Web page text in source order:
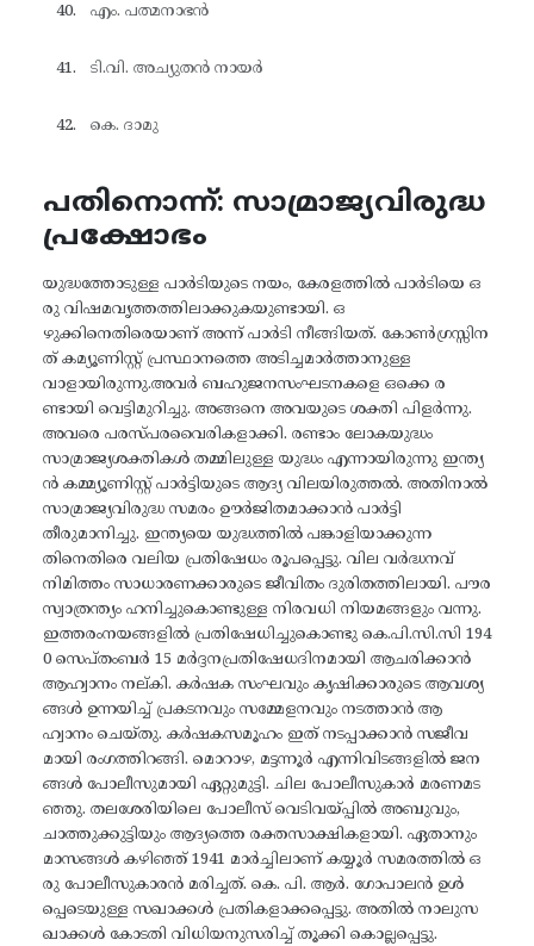
എം. പത്മനാഭൻ
ടി.വി. അച്യുതൻ നായർ
കെ. ദാമു
പതിനൊന്ന്: സാമ്രാജ്യവിരുദ്ധ
പ്രക്ഷോഭം
യുദ്ധത്തോടുള്ള പാർടിയുടെ നയം, കേരളത്തിൽ പാർടിയെ ഒ
രു വിഷമവൃത്തത്തിലാക്കുകയുണ്ടായി. ഒ
ഴുക്കിനെതിരെയാണ് അന്ന് പാർടി നീങ്ങിയത്. കോൺഗ്രസ്സിന
ത് കമ്യൂണിസ്റ്റ് പ്രസ്ഥാനത്തെ അടിച്ചമാർത്താനുള്ള
വാളായിരുന്നു.അവർ ബഹുജനസംഘടനകളെ ഒക്കെ ര
ണ്ടായി വെട്ടിമുറിച്ചു. അങ്ങനെ അവയുടെ ശക്തി പിളർന്നു.
അവരെ പരസ്പരവൈരികളാക്കി. രണ്ടാം ലോകയുദ്ധം
സാമ്രാജ്യശക്തികൾ തമ്മിലുള്ള യുദ്ധം എന്നായിരുന്നു ഇന്ത്യ
ൻ കമ്മ്യൂണിസ്റ്റ് പാർട്ടിയുടെ ആദ്യ വിലയിരുത്തൽ. അതിനാൽ
സാമ്രാജ്യവിരുദ്ധ സമരം ഊർജിതമാക്കാൻ പാർട്ടി
തീരുമാനിച്ചു. ഇന്ത്യയെ യുദ്ധത്തിൽ പങ്കാളിയാക്കുന്ന
തിനെതിരെ വലിയ പ്രതിഷേധം രൂപപ്പെട്ടു. വില വർദ്ധനവ്
നിമിത്തം സാധാരണക്കാരുടെ ജീവിതം ദുരിതത്തിലായി. പൗര
സ്വാത്രന്ത്യം ഹനിച്ചുകൊണ്ടുള്ള നിരവധി നിയമങ്ങളും വന്നു.
ഇത്തരംനയങ്ങളിൽ പ്രതിഷേധിച്ചുകൊണ്ടു കെ.പി.സി.സി 194
0 സെപ്തംബർ 15 മർദ്ദനപ്രതിഷേധദിനമായി ആചരിക്കാൻ
ആഹ്വാനം നല്കി. കർഷക സംഘവും കൃഷിക്കാരുടെ ആവശ്യ
ങ്ങൾ ഉന്നയിച്ച് പ്രകടനവും സമ്മേളനവും നടത്താൻ ആ
ഹ്വാനം ചെയ്തു. കർഷകസമൂഹം ഇത് നടപ്പാക്കാൻ സജീവ
മായി രംഗത്തിറങ്ങി. മൊറാഴ, മട്ടന്നൂർ എന്നിവിടങ്ങളിൽ ജന
ങ്ങൾ പോലീസുമായി ഏറ്റുമുട്ടി. ചില പോലീസുകാർ മരണമട
ഞ്ഞു. തലശേരിയിലെ പോലീസ് വെടിവയ്പ്പിൽ അബുവും,
ചാത്തുക്കുട്ടിയും ആദ്യത്തെ രക്തസാക്ഷികളായി. ഏതാനും
മാസങ്ങൾ കഴിഞ്ഞ് 1941 മാർച്ചിലാണ്‌ കയ്യൂർ സമരത്തിൽ ഒ
രു പോലീസുകാരൻ മരിച്ചത്. കെ. പി. ആർ. ഗോപാലൻ ഉൾ
പ്പെടെയുള്ള സഖാക്കൾ പ്രതികളാക്കപ്പെട്ടു. അതിൽ നാലുസ
ഖാക്കൾ കോടതി വിധിയനുസരിച്ച് തൂക്കി കൊല്ലപ്പെട്ടു.